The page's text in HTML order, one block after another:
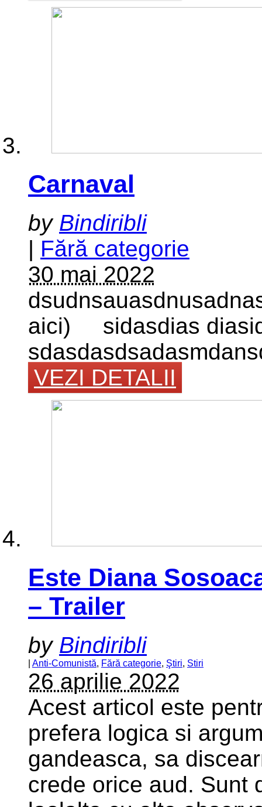
Carnaval
by Bindiribli
| Fără categorie
30 mai 2022
aici) sidasdias
VEZI DETALII
Este Diana
– Trailer
by Bindiribli
Anti-Comunistă, Fără categorie, Ştiri, Stiri
26 aprilie 2022
Acest articol este
prefera logica si
gandeasca, sa
crede orice aud. Sunt